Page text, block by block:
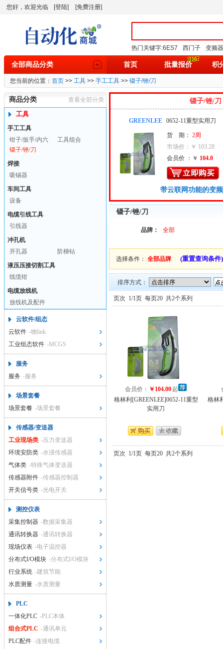
您好，欢迎光临 [登陆] [免费注册]
热门关键字:6ES7 西门子 变频器
全部商品分类 首页 批量报价 积
您当前的位置： 首页 >> 工具 >> 手工工具 >> 镊子/锉/刀
镊子/锉/刀
GREENLEE 0652-11重型实用刀
货 期： 2周
市场价：￥ 103.28
会员价 ：￥ 104.0
带云联网功能的变
镊子/锉/刀
品牌： 全部
选择条件： 全部品牌 (重置查询条件)
排序方式：
页次 1/1页 每页20 共2个系列
会员价： ￥104.00 起
格林利[GREENLEE]0652-11重型
实用刀
格林
页次 1/1页 每页20 共2个系列
查看全部分类
商品分类
工具
手工工具
钳子/扳手/内六
方
工具组合
镊子/锉/刀
焊接
吸锡器
车间工具
设备
电缆引线工具
引线器
冲孔机
开孔器
阶梯钻
液压压接切割工具
线缆钳
电缆放线机
放线机及配件
云软件/组态
云软件 -物link
工业组态软件 -MCGS
服务
服务 -服务
场景套餐
场景套餐 -场景套餐
传感器/变送器
工业现场类 -压力变送器
环境安防类 -水浸传感器
气体类 -特殊气体变送器
传感器附件 -传感器控制器
开关信号类 -光电开关
测控仪表
采集控制器 -数据采集器
通讯转换器 -通讯转换器
现场仪表 -电子温控器
分布式I/O模块 -分布式I/O模块
行业系统 -建筑节能
水质测量 -水质测量
PLC
一体化PLC -PLC本体
组合式PLC -通讯单元
PLC配件 -连接电缆